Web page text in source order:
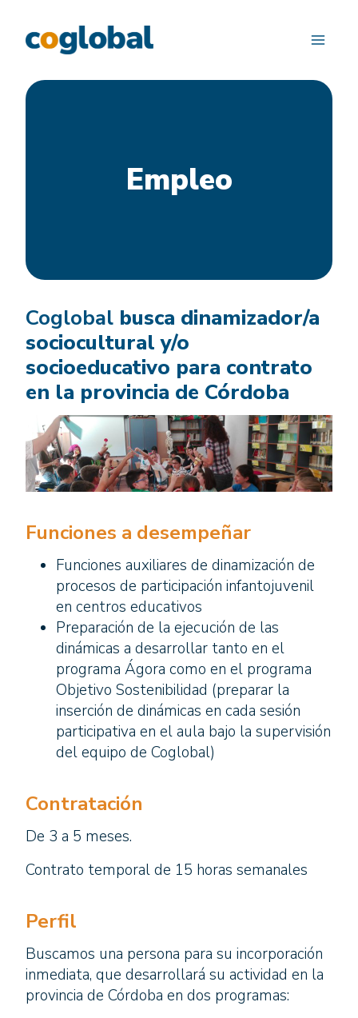
contenido
Empleo
Coglobal busca dinamizador/a
sociocultural y/o
socioeducativo para contrato
en la provincia de Córdoba
Funciones a desempeñar
Funciones auxiliares de dinamización de
procesos de participación infantojuvenil
en centros educativos
Preparación de la ejecución de las
dinámicas a desarrollar tanto en el
programa Ágora como en el programa
Objetivo Sostenibilidad (preparar la
inserción de dinámicas en cada sesión
participativa en el aula bajo la supervisión
del equipo de Coglobal)
Contratación
De 3 a 5 meses.
Contrato temporal de 15 horas semanales
Perfil
Buscamos una persona para su incorporación
inmediata, que desarrollará su actividad en la
provincia de Córdoba en dos programas: